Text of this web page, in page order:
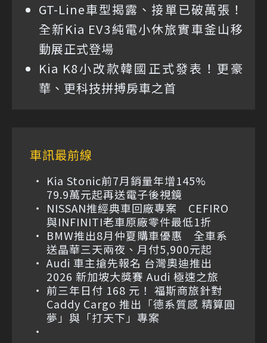
GT-Line車型揭露、接單已破萬張！
全新Kia EV3純電小休旅實車釜山移
動展正式登場
Kia K8小改款韓國正式發表！更豪
華、更科技拼搏房車之首
車訊最前線
Kia Stonic前7月銷量年增145%
79.9萬元起再送電子後視鏡
NISSAN推經典車回廠專案 CEFIRO
與INFINITI老車原廠零件最低1折
BMW推出8月仲夏購車優惠 全車系
送晶華三天兩夜、月付5,900元起
Audi 車主搶先報名 台灣奧迪推出
2026 新加坡大獎賽 Audi 極速之旅
前三年日付 168 元！ 福斯商旅針對
Caddy Cargo 推出「德系質感 精算圓
夢」與「打天下」專案